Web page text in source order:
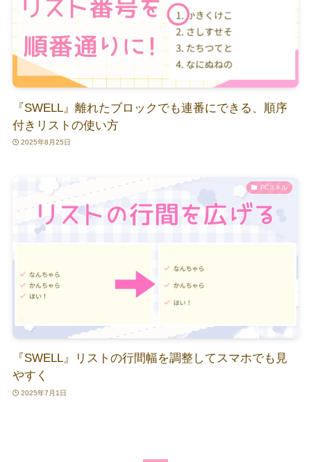
『SWELL』離れたブロックでも連番にできる、順序
付きリストの使い方
2025年8月25日
PCスキル
『SWELL』リストの行間幅を調整してスマホでも見
やすく
2025年7月1日